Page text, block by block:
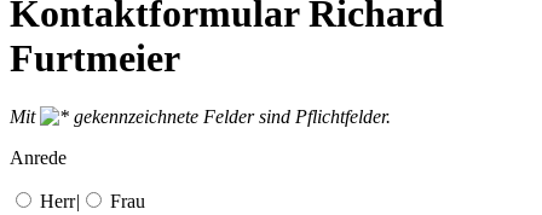
Kontaktformular Richard
Furtmeier
Mit
gekennzeichnete Felder sind Pflichtfelder.
Anrede
Herr| Frau